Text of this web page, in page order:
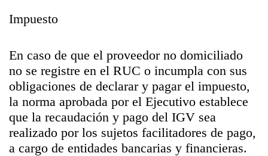
Impuesto
En caso de que el proveedor no domiciliado
no se registre en el RUC o incumpla con sus
obligaciones de declarar y pagar el impuesto,
la norma aprobada por el Ejecutivo establece
que la recaudación y pago del IGV sea
realizado por los sujetos facilitadores de pago,
a cargo de entidades bancarias y financieras.